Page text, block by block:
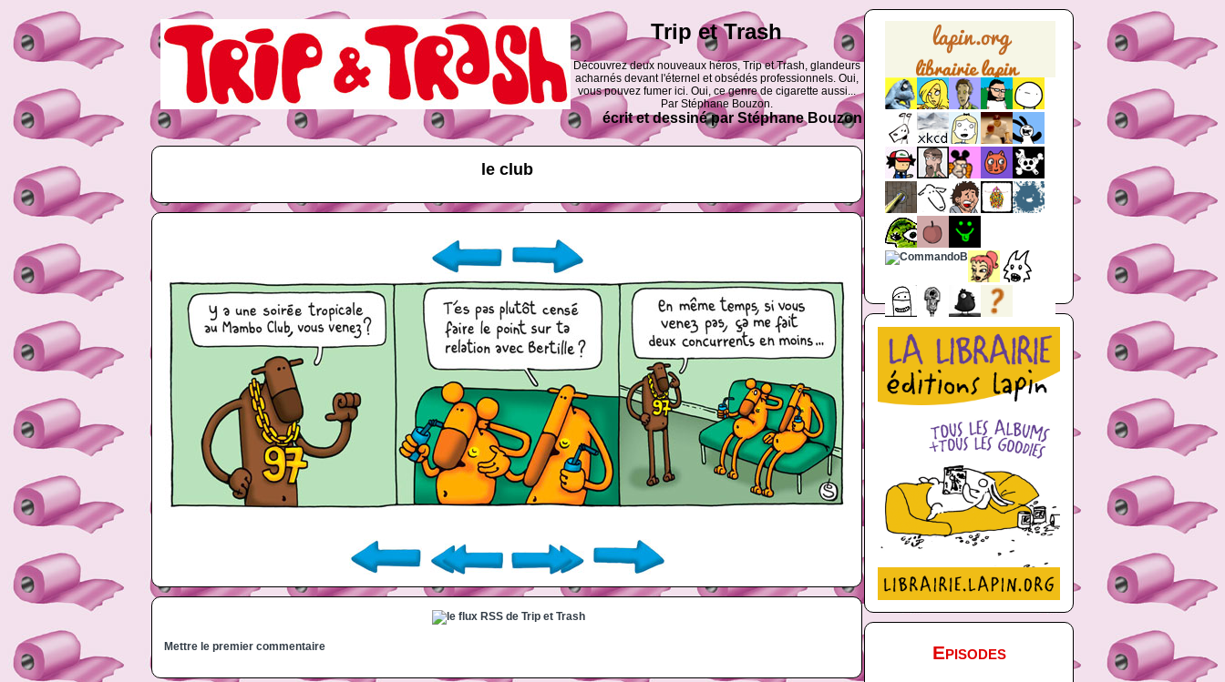
Trip et Trash
Découvrez deux nouveaux héros, Trip et Trash, glandeurs
acharnés devant l'éternel et obsédés professionnels. Oui,
vous pouvez fumer ici. Oui, ce genre de cigarette aussi...
Par Stéphane Bouzon.
écrit et dessiné par Stéphane Bouzon
le club
Mettre le premier commentaire Episodes